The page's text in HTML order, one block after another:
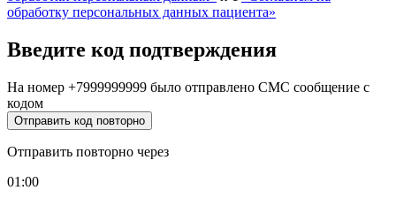
обработку персональных данных пациента»
Введите код подтверждения
На номер +7999999999 было отправлено СМС сообщение с
кодом
Отправить код повторно
Отправить повторно через
01:00